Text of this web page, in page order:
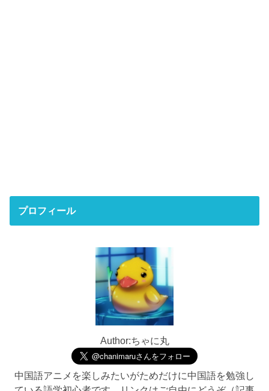
プロフィール
Author:ちゃに丸
中国語アニメを楽しみたいがためだけに中国語を勉強し